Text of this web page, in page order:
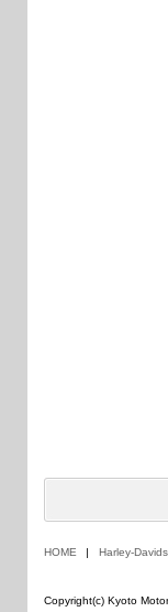
HOME Harley-
Copyright(c) Kyoto